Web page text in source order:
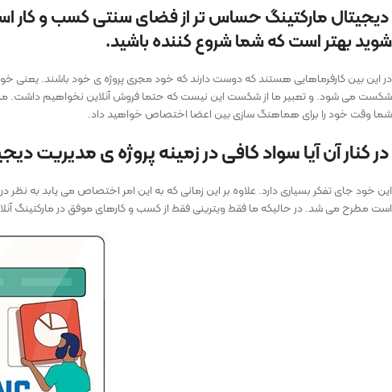
دیجیتال مارکتینگ حساس تر از فضای سنتی کسب و کار
شوید بهتر است که شما شروع کننده باشید.
در این بین کارفرماهایی هستند که دوست دارند که خود مجری پروژه ی خود باشند. یعنی
شکست می شود. و تعبیر ما از شکست این نیست که حتما فروش آنلاین نخواهیم داشت.
شما وقت خود را برای هماهنگ سازی بین اعضا اختصاص خواهید داد.
در کنار آن آیا سواد کافی در زمینه پروژه ی مدیریت
این خود جای تفکر بسیاری دارد. علاوه بر این زمانی که به این امر اختصاص می یابد به
است مطرح می شد. در حالیکه ما فقط ویترینی فقط از کسب و کارهای موفق در مارکتینگ